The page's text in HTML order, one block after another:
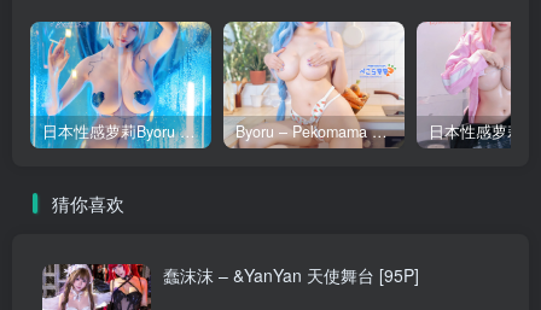
日本性感萝莉Byoru – Lucy [29P] Byoru – Pekomama Hololive（Vtuber）[50P]
猜你喜欢
蠢沫沫 – &YanYan 天使舞台 [95P]